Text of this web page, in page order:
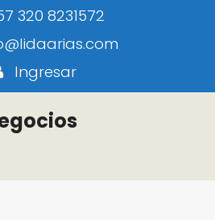
320 8231572
Ingresar